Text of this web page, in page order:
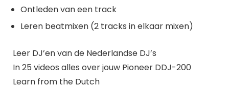
Ontleden van een track
Leren beatmixen (2 tracks in elkaar mixen)
Leer DJ’en van de Nederlandse DJ’s
In 25 videos alles over jouw Pioneer DDJ-200
Learn from the Dutch